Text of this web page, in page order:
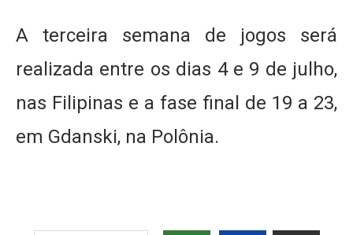
A terceira semana de jogos será
realizada entre os dias 4 e 9 de julho,
nas Filipinas e a fase final de 19 a 23,
em Gdanski, na Polônia.